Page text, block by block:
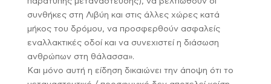
συνθήκες στη Λιβύη και στις άλλες χώρες κατά
μήκος του δρόμου, να προσφερθούν ασφαλείς
εναλλακτικές οδοί και να συνεχιστεί η διάσωση
ανθρώπων στη θάλασσα».
Και μόνο αυτή η είδηση δικαιώνει την άποψη ότι το